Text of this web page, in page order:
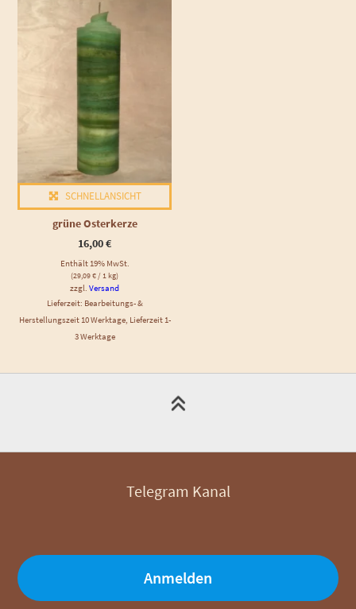
SCHNELLANSICHT
grüne Osterkerze
16,00€
Enthält 19% MwSt.
(29,09€ / 1 kg)
zzgl.Versand
Lieferzeit: Bearbeitungs- &
Herstellungszeit 10 Werktage, Lieferzeit 1-
3 Werktage
Telegram Kanal
Anmelden